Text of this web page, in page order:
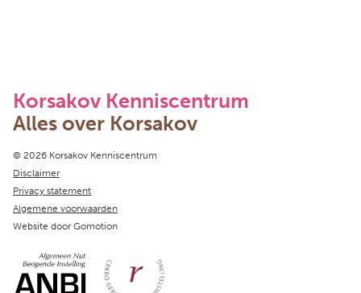
Korsakov Kenniscentrum
Alles over Korsakov
Copyright navigation
© 2026 Korsakov Kenniscentrum
Disclaimer
Privacy statement
Algemene voorwaarden
Website door Gomotion